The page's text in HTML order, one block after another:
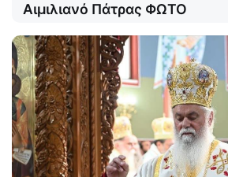
Αιμιλιανό Πάτρας ΦΩΤΟ